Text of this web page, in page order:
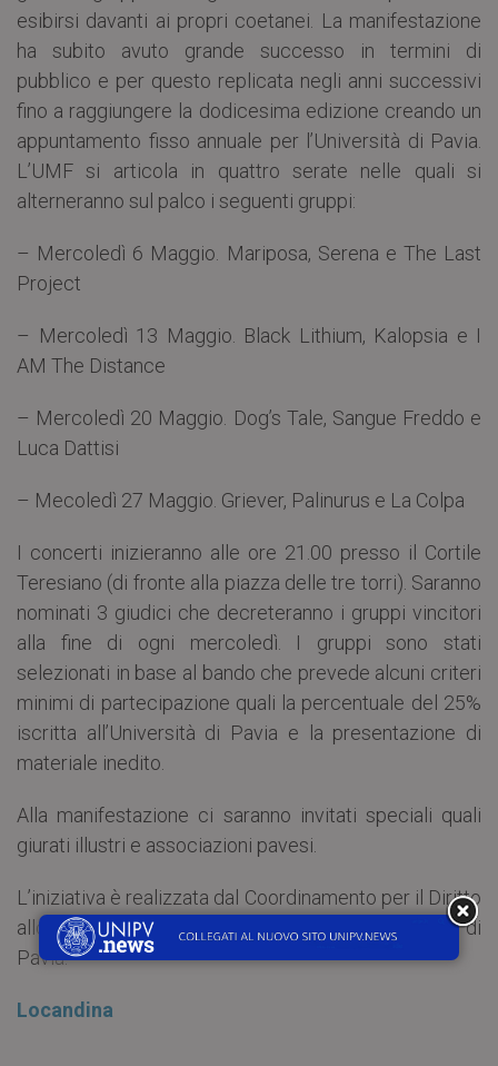
esibirsi davanti ai propri coetanei. La manifestazione
ha subito avuto grande successo in termini di
pubblico e per questo replicata negli anni successivi
fino a raggiungere la dodicesima edizione creando un
appuntamento fisso annuale per l’Università di Pavia.
L’UMF si articola in quattro serate nelle quali si
alterneranno sul palco i seguenti gruppi:
– Mercoledì 6 Maggio. Mariposa, Serena e The Last
Project
– Mercoledì 13 Maggio. Black Lithium, Kalopsia e I
AM The Distance
– Mercoledì 20 Maggio. Dog’s Tale, Sangue Freddo e
Luca Dattisi
– Mecoledì 27 Maggio. Griever, Palinurus e La Colpa
I concerti inizieranno alle ore 21.00 presso il Cortile
Teresiano (di fronte alla piazza delle tre torri). Saranno
nominati 3 giudici che decreteranno i gruppi vincitori
alla fine di ogni mercoledì. I gruppi sono stati
selezionati in base al bando che prevede alcuni criteri
minimi di partecipazione quali la percentuale del 25%
iscritta all’Università di Pavia e la presentazione di
materiale inedito.
Alla manifestazione ci saranno invitati speciali quali
giurati illustri e associazioni pavesi.
L’iniziativa è realizzata dal Coordinamento per il Diritto
allo Studio – UDU Pavia e patrocinata dal Comune di
Pavia.
Locandina